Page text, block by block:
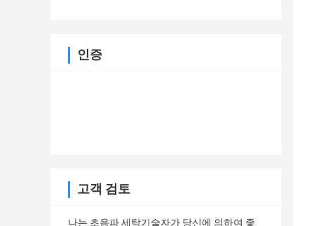
인증
고객 검토
나는 초음파 세탁기술자가 당신에 의하여 좋